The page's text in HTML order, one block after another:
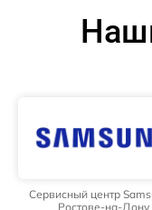
Сервисный центр
Ростове-на-Дону